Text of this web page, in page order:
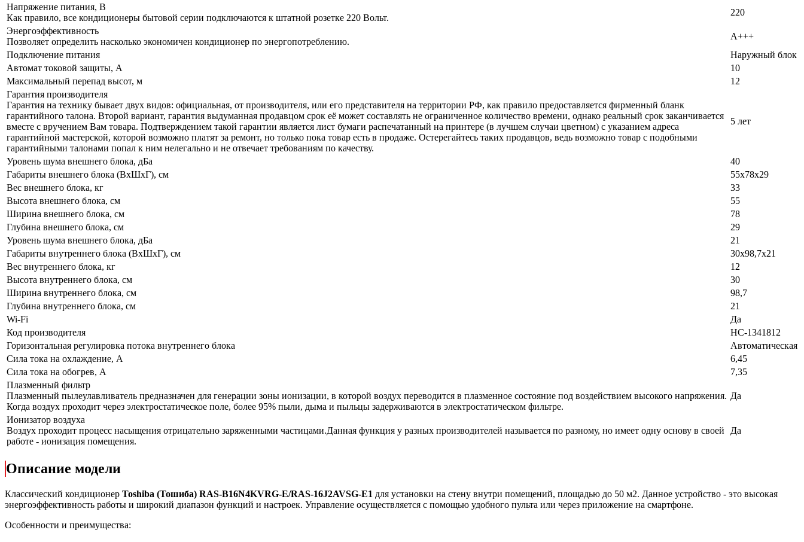
Напряжение питания, В
Как правило, все кондиционеры бытовой серии подключаются к штатной розетке 220 Вольт.
220
Энергоэффективность
Позволяет определить насколько экономичен кондиционер по энергопотреблению.
A+++
Подключение питания
Наружный блок
Автомат токовой защиты, А
10
Максимальный перепад высот, м
12
Гарантия производителя
Гарантия на технику бывает двух видов: официальная, от производителя, или его представителя на территории РФ, как правило предоставляется фирменный бланк
гарантийного талона. Второй вариант, гарантия выдуманная продавцом срок её может составлять не ограниченное количество времени, однако реальный срок заканчивается
вместе с вручением Вам товара. Подтверждением такой гарантии является лист бумаги распечатанный на принтере (в лучшем случаи цветном) с указанием адреса
гарантийной мастерской, которой возможно платят за ремонт, но только пока товар есть в продаже. Остерегайтесь таких продавцов, ведь возможно товар с подобными
гарантийными талонами попал к ним нелегально и не отвечает требованиям по качеству.
5 лет
Уровень шума внешнего блока, дБа
40
Габариты внешнего блока (ВхШхГ), см
55x78x29
Вес внешнего блока, кг
33
Высота внешнего блока, см
55
Ширина внешнего блока, см
78
Глубина внешнего блока, см
29
Уровень шума внешнего блока, дБа
21
Габариты внутреннего блока (ВхШхГ), см
30x98,7x21
Вес внутреннего блока, кг
12
Высота внутреннего блока, см
30
Ширина внутреннего блока, см
98,7
Глубина внутреннего блока, см
21
Wi-Fi
Да
Код производителя
НС-1341812
Горизонтальная регулировка потока внутреннего блока
Автоматическая
Сила тока на охлаждение, А
6,45
Сила тока на обогрев, А
7,35
Плазменный фильтр
Плазменный пылеулавливатель предназначен для генерации зоны ионизации, в которой воздух переводится в плазменное состояние под воздействием высокого напряжения.
Когда воздух проходит через электростатическое поле, более 95% пыли, дыма и пыльцы задерживаются в электростатическом фильтре.
Да
Ионизатор воздуха
Воздух проходит процесс насыщения отрицательно заряженными частицами.Данная функция у разных производителей называется по разному, но имеет одну основу в своей
работе - ионизация помещения.
Да
Описание модели
Классический кондиционер Toshiba (Тошиба) RAS-B16N4KVRG-E/RAS-16J2AVSG-E1 для установки на стену внутри помещений, площадью до 50 м2. Данное устройство - это высокая
энергоэффективность работы и широкий диапазон функций и настроек. Управление осуществляется с помощью удобного пульта или через приложение на смартфоне.
Особенности и преимущества: